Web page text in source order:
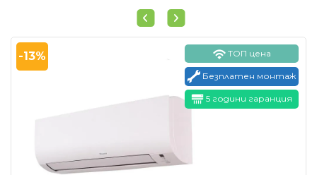
-13% ТОП цена
Безплатен монтаж
5 години гаранция